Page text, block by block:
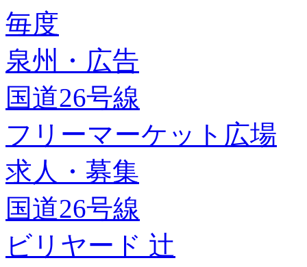
毎度
泉州・広告
国道26号線
フリーマーケット広場
求人・募集
国道26号線
ビリヤード 辻